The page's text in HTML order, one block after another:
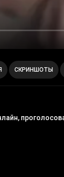
СКРИНШОТЫ